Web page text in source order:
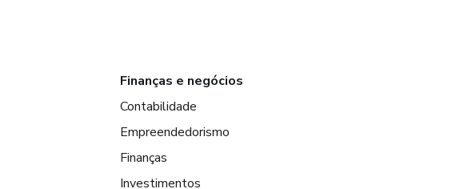
Finanças e negócios
Contabilidade
Empreendedorismo
Finanças
Investimentos